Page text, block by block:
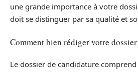
une grande importance à votre
doit se distinguer par sa qualité et
Comment bien rédiger votre dossier
Le dossier de candidature